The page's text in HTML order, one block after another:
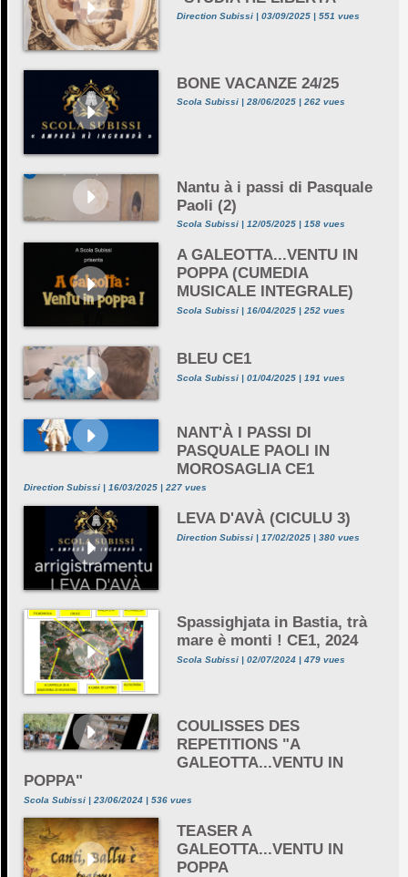
Direction Subissi | 03/09/2025 | 551 vues
BONE VACANZE 24/25
Scola Subissi | 28/06/2025 | 262 vues
Nantu à i passi di Pasquale
Paoli (2)
Scola Subissi | 12/05/2025 | 158 vues
A GALEOTTA...VENTU IN
POPPA (CUMEDIA
MUSICALE INTEGRALE)
Scola Subissi | 16/04/2025 | 252 vues
BLEU CE1
Scola Subissi | 01/04/2025 | 191 vues
NANT'À I PASSI DI
PASQUALE PAOLI IN
MOROSAGLIA CE1
Direction Subissi | 16/03/2025 | 227 vues
LEVA D'AVÀ (CICULU 3)
Direction Subissi | 17/02/2025 | 380 vues
Spassighjata in Bastia, trà
mare è monti ! CE1, 2024
Scola Subissi | 02/07/2024 | 479 vues
COULISSES DES
REPETITIONS "A
GALEOTTA...VENTU IN
POPPA"
Scola Subissi | 23/06/2024 | 536 vues
TEASER A
GALEOTTA...VENTU IN
POPPA